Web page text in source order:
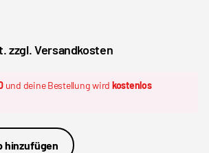
zzgl. Versandkosten
und deine Bestellung wird kostenlos
hinzufügen